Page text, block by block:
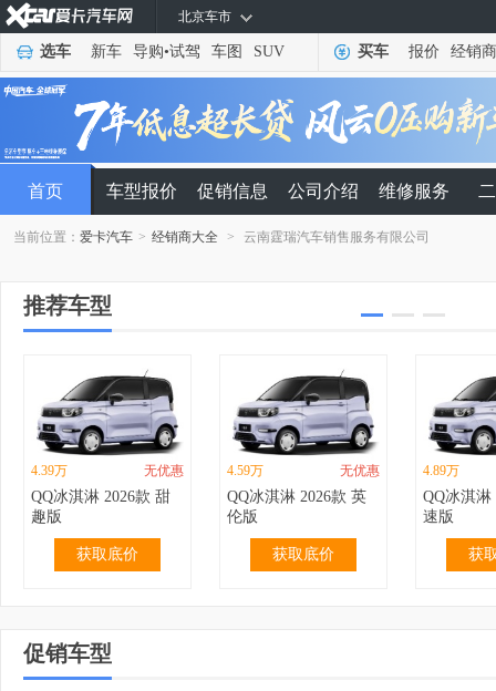
北京车市
选车 新车 导购•试驾 车图 SUV 买车 报价 经销商
首页 车型报价 促销信息 公司介绍 维修服务
当前位置：爱卡汽车 > 经销商大全 > 云南霆瑞汽车销售服务有限公司
推荐车型
4.39万 无优惠
QQ冰淇淋 2026款 甜
趣版
获取底价
4.59万 无优惠
QQ冰淇淋 2026款 英
伦版
获取底价
4.89万
QQ冰淇淋
速版
获
促销车型